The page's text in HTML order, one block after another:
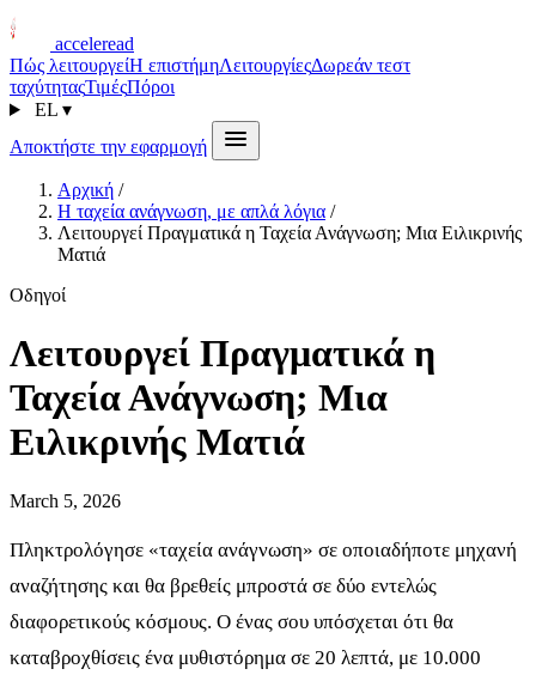
acceleread
Πώς λειτουργείΗ επιστήμηΛειτουργίεςΔωρεάν τεστ
ταχύτηταςΤιμέςΠόροι
EL ▾
Αποκτήστε την εφαρμογή
Αρχική /
Η ταχεία ανάγνωση, με απλά λόγια /
Λειτουργεί Πραγματικά η Ταχεία Ανάγνωση; Μια Ειλικρινής
Ματιά
Οδηγοί
Λειτουργεί Πραγματικά η
Ταχεία Ανάγνωση; Μια
Ειλικρινής Ματιά
March 5, 2026
Πληκτρολόγησε «ταχεία ανάγνωση» σε οποιαδήποτε μηχανή
αναζήτησης και θα βρεθείς μπροστά σε δύο εντελώς
διαφορετικούς κόσμους. Ο ένας σου υπόσχεται ότι θα
καταβροχθίσεις ένα μυθιστόρημα σε 20 λεπτά, με 10.000